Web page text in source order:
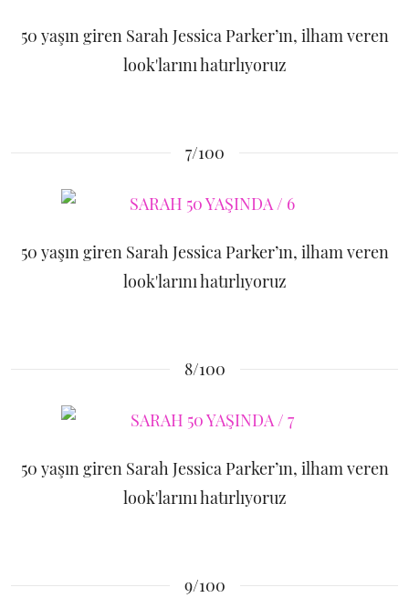
50 yaşın giren Sarah Jessica Parker’ın, ilham veren
look'larını hatırlıyoruz
7/100
50 yaşın giren Sarah Jessica Parker’ın, ilham veren
look'larını hatırlıyoruz
8/100
50 yaşın giren Sarah Jessica Parker’ın, ilham veren
look'larını hatırlıyoruz
9/100